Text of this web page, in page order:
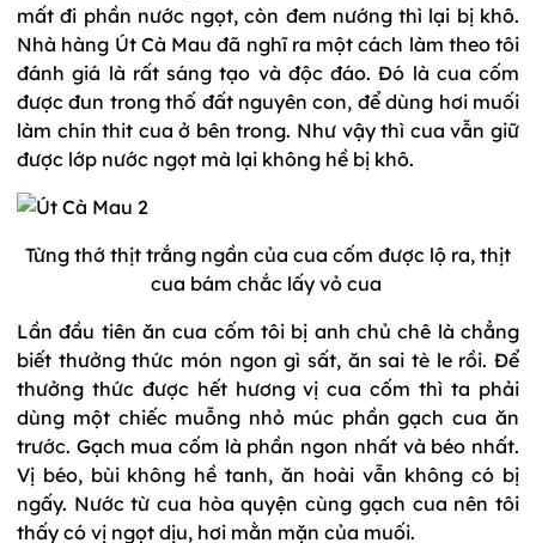
mất đi phần nước ngọt, còn đem nướng thì lại bị khô.
Nhà hàng Út Cà Mau đã nghĩ ra một cách làm theo tôi
đánh giá là rất sáng tạo và độc đáo. Đó là cua cốm
được đun trong thố đất nguyên con, để dùng hơi muối
làm chín thit cua ở bên trong. Như vậy thì cua vẫn giữ
được lớp nước ngọt mà lại không hề bị khô.
Từng thớ thịt trắng ngần của cua cốm được lộ ra, thịt
cua bám chắc lấy vỏ cua
Lần đầu tiên ăn cua cốm tôi bị anh chủ chê là chẳng
biết thưởng thức món ngon gì sất, ăn sai tè le rồi. Để
thưởng thức được hết hương vị cua cốm thì ta phải
dùng một chiếc muỗng nhỏ múc phần gạch cua ăn
trước. Gạch mua cốm là phần ngon nhất và béo nhất.
Vị béo, bùi không hề tanh, ăn hoài vẫn không có bị
ngấy. Nước từ cua hòa quyện cùng gạch cua nên tôi
thấy có vị ngọt dịu, hơi mằn mặn của muối.